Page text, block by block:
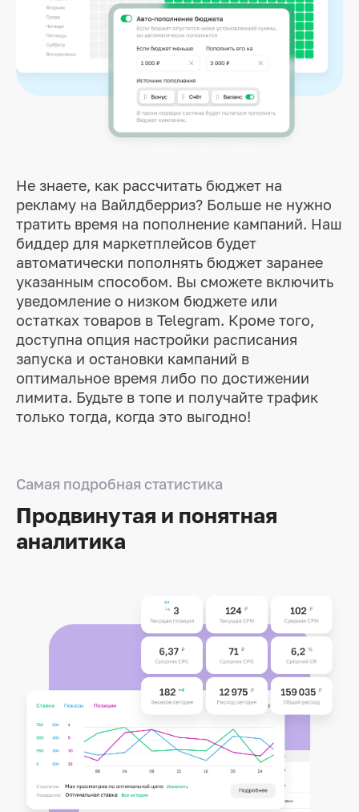
Не знаете, как рассчитать бюджет на
рекламу на Вайлдберриз? Больше не нужно
тратить время на пополнение кампаний. Наш
биддер для маркетплейсов будет
автоматически пополнять бюджет заранее
указанным способом. Вы сможете включить
уведомление о низком бюджете или
остатках товаров в Telegram. Кроме того,
доступна опция настройки расписания
запуска и остановки кампаний в
оптимальное время либо по достижении
лимита. Будьте в топе и получайте трафик
только тогда, когда это выгодно!
Самая подробная статистика
Продвинутая и понятная
аналитика